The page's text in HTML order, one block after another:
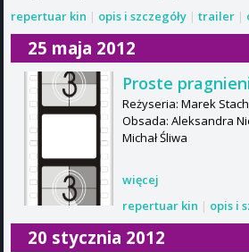
repertuar kin | opis i szczegóły | trailer |
25 maja 2012
Proste
Reżyseria: Marek
Obsada: Aleksandra
Michał Śliwa
więcej
repertuar kin | opis i
20 stycznia 2012